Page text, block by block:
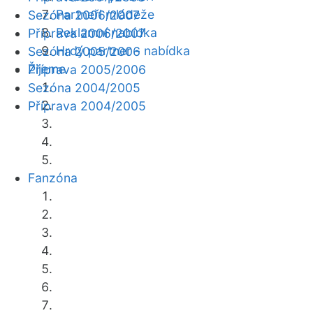
Partneři mládeže
Reklamní nabídka
Hrdý partner - nabídka
Žijeme
Fanzóna
Sezóna 2006/2007
Příprava 2006/2007
Sezóna 2005/2006
Příprava 2005/2006
Sezóna 2004/2005
Příprava 2004/2005